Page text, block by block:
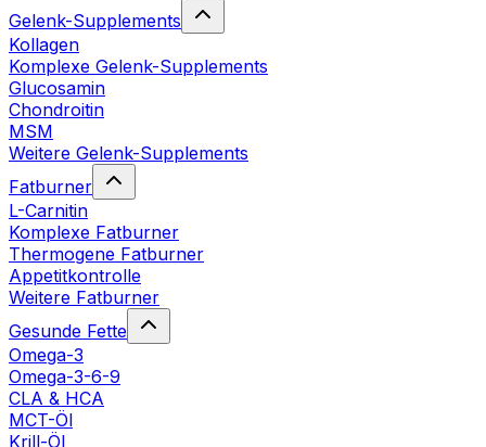
Gelenk-Supplements
Kollagen
Komplexe Gelenk-Supplements
Glucosamin
Chondroitin
MSM
Weitere Gelenk-Supplements
Fatburner
L-Carnitin
Komplexe Fatburner
Thermogene Fatburner
Appetitkontrolle
Weitere Fatburner
Gesunde Fette
Omega-3
Omega-3-6-9
CLA & HCA
MCT-Öl
Krill-Öl